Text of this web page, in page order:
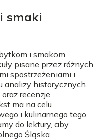
smaki
i smakom
pisane przez różnych
spostrzeżeniami i
analizy historycznych
recenzje
ma na celu
i kulinarnego tego
do lektury, aby
Śląska.